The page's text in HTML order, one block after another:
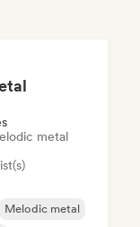
metal
Melodic metal